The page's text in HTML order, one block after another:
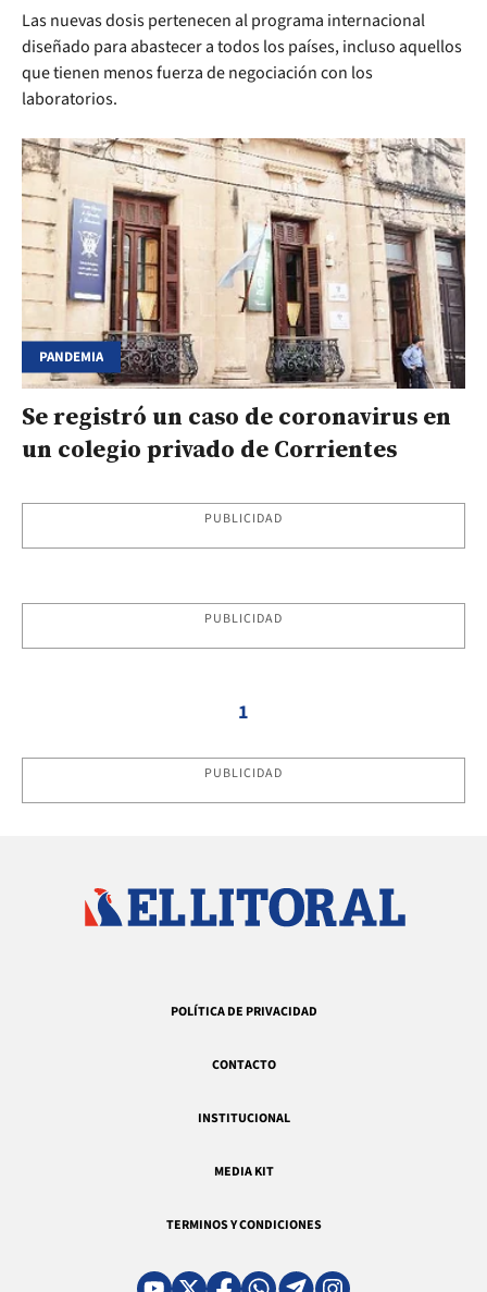
Las nuevas dosis pertenecen al programa internacional
diseñado para abastecer a todos los países, incluso aquellos
que tienen menos fuerza de negociación con los
laboratorios.
PANDEMIA
Se registró un caso de coronavirus en
un colegio privado de Corrientes
PUBLICIDAD
PUBLICIDAD
1
PUBLICIDAD
POLÍTICA DE PRIVACIDAD
CONTACTO
INSTITUCIONAL
MEDIA KIT
TERMINOS Y CONDICIONES